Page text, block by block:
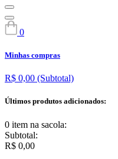
0
Minhas compras
R$ 0,00 (Subtotal)
Últimos produtos adicionados:
0 item na sacola:
Subtotal:
R$ 0,00